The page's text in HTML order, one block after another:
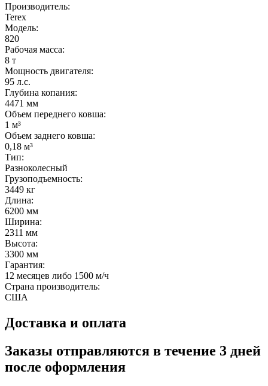
Производитель:
Terex
Модель:
820
Рабочая масса:
8 т
Мощность двигателя:
95 л.с.
Глубина копания:
4471 мм
Объем переднего ковша:
1 м³
Объем заднего ковша:
0,18 м³
Тип:
Разноколесный
Грузоподъемность:
3449 кг
Длина:
6200 мм
Ширина:
2311 мм
Высота:
3300 мм
Гарантия:
12 месяцев либо 1500 м/ч
Страна производитель:
США
Доставка и оплата
Заказы отправляются в течение 3 дней
после оформления